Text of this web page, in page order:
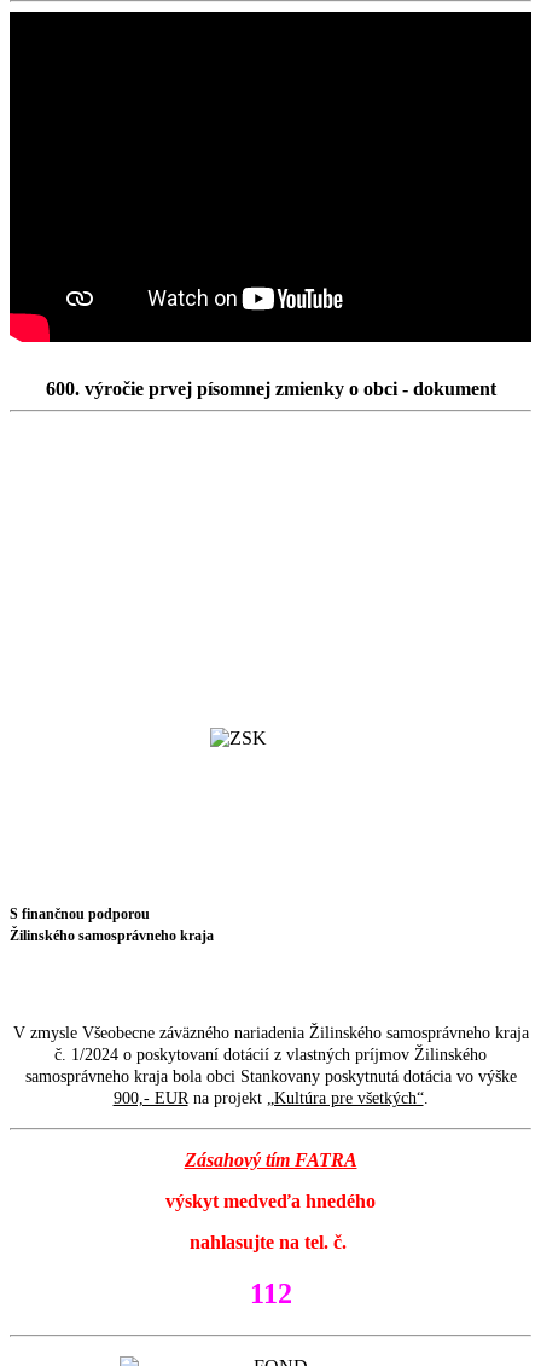
600. výročie prvej písomnej zmienky o obci - dokument
S finančnou podporou
Žilinského samosprávneho kraja
V zmysle Všeobecne záväzného nariadenia Žilinského samosprávneho kraja
č. 1/2024 o poskytovaní dotácií z vlastných príjmov Žilinského
samosprávneho kraja bola obci Stankovany poskytnutá dotácia vo výške
900,- EURna projekt „Kultúra pre všetkých“.
Zásahový tím FATRA
výskyt medveďa hnedého
nahlasujte na tel. č.
112